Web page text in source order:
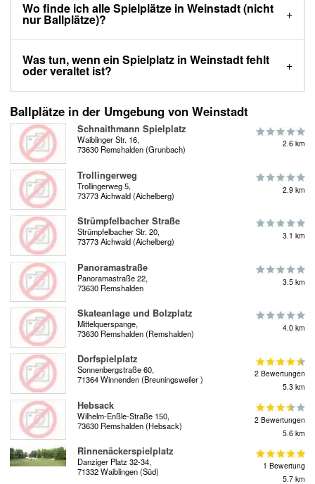
Wo finde ich alle Spielplätze in Weinstadt (nicht
nur Ballplätze)?
Was tun, wenn ein Spielplatz in Weinstadt fehlt
oder veraltet ist?
Ballplätze in der Umgebung von Weinstadt
Schnaithmann Spielplatz
Waiblinger Str. 16,
73630 Remshalden (Grunbach)
2.6 km
Trollingerweg
Trollingerweg 5,
73773 Aichwald (Aichelberg)
2.9 km
Strümpfelbacher Straße
Strümpfelbacher Str. 20,
73773 Aichwald (Aichelberg)
3.1 km
Panoramastraße
Panoramastraße 22,
73630 Remshalden
3.5 km
Skateanlage und Bolzplatz
Mittelquerspange,
73630 Remshalden (Remshalden)
4.0 km
Dorfspielplatz
Sonnenbergstraße 60,
71364 Winnenden (Breuningsweiler )
2 Bewertungen
5.3 km
Hebsack
Wilhelm-Enßle-Straße 150,
73630 Remshalden (Hebsack)
2 Bewertungen
5.6 km
Rinnenäckerspielplatz
Danziger Platz 32-34,
71332 Waiblingen (Süd)
1 Bewertung
5.7 km